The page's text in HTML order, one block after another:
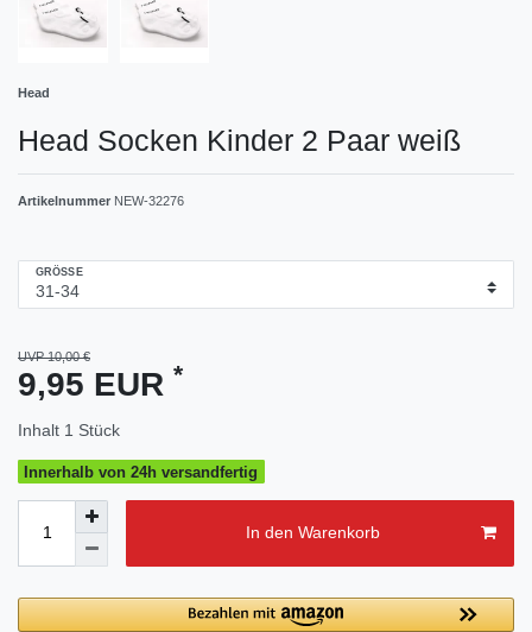
Head
Head Socken Kinder 2 Paar weiß
Artikelnummer NEW-32276
GRÖSSE
UVP 10,00 €
9,95 EUR *
Inhalt 1 Stück
Innerhalb von 24h versandfertig
In den Warenkorb